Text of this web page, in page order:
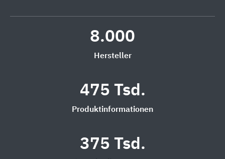
8.000
Hersteller
475 Tsd.
Produktinformationen
375 Tsd.